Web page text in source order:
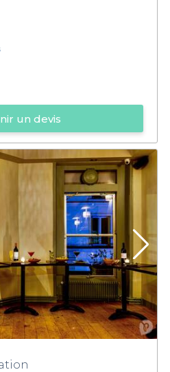
un devis